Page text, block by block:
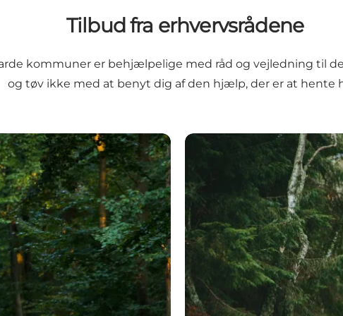
Tilbud fra erhvervsrådene
kommuner er behjælpelige med råd og vejledning til
og tøv ikke med at benyt dig af den hjælp, der er at hente
ProVarde